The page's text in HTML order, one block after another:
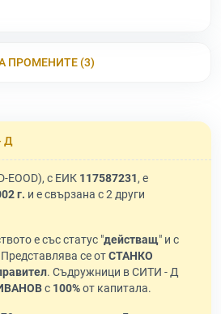
ПРОМЕНИТЕ (3)
Д
EOOD), с ЕИК 117587231, е
г. и е свързана с 2 други
е със статус "действащ" и с
се отСТАНКО
. Съдружници в СИТИ - Д
с 100%от капитала.